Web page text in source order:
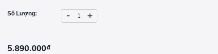
Số Lượng: - +
5.890.000₫